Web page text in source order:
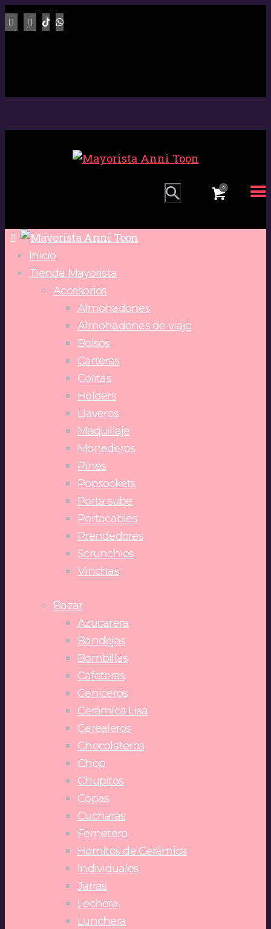
0
Inicio
Tienda Mayorista
Accesorios
Almohadones
Almohadones de viaje
Bolsos
Carteras
Colitas
Holders
Llaveros
Maquillaje
Monederos
Pines
Popsockets
Porta sube
Portacables
Prendedores
Scrunchies
Vinchas
Bazar
Azucarera
Bandejas
Bombillas
Cafeteras
Ceniceros
Cerámica Lisa
Cerealeros
Chocolateros
Chop
Chupitos
Copas
Cucharas
Fernetero
Hornitos de Cerámica
Individuales
Jarras
Lechera
Lunchera